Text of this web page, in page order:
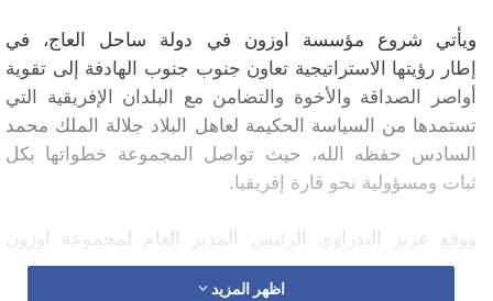
ويأتي شروع مؤسسة اوزون في دولة ساحل العاج، في
إطار رؤيتها الاستراتيجية تعاون جنوب جنوب الهادفة إلى تقوية
أواصر الصداقة والأخوة والتضامن مع البلدان الإفريقية التي
تستمدها من السياسة الحكيمة لعاهل البلاد جلالة الملك محمد
السادس حفظه الله، حيث تواصل المجموعة خطواتها بكل
ثبات ومسؤولية نحو قارة إفريقيا.
ووقع عزيز البدراوي الرئيس المدير العام لمجموعة اوزون
عقدا لمدة خمس سنوات بقيمة اجمالية بلغت :
155.000.000,00 درهم (مائة وخمسة و خمسون مليون
اظهر المزيد